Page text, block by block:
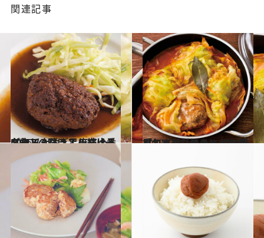
関連記事
2016.5.31
50年以上注ぎ足し続けるソースの味は？ 麻布十番名物ドミグラスハンバーグ
グルメ 2017.11.21
ハンバーグとキャベツを重ねて蒸し焼きに 洋の鍋「包まないロールキャベツ」
グルメ